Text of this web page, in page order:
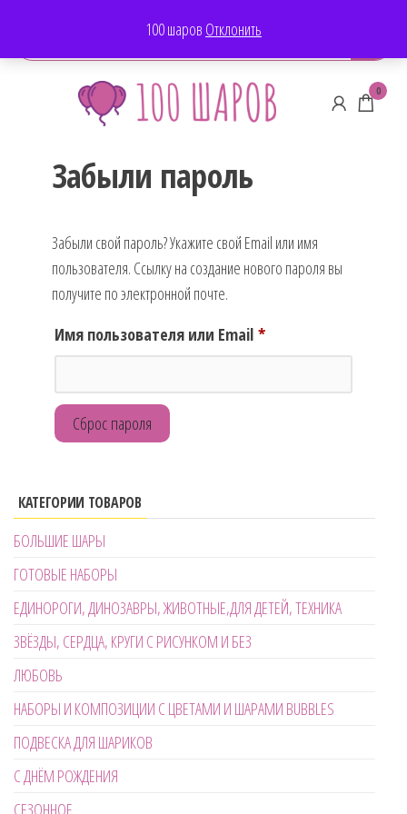
содержимому
100 шаров Отклонить
ШАРОВ
0
Забыли пароль
Забыли свой пароль? Укажите свой Email или имя
пользователя. Ссылку на создание нового пароля вы
получите по электронной почте.
Имя пользователя или Email *Обязательно
Сброс пароля
КАТЕГОРИИ ТОВАРОВ
БОЛЬШИЕ ШАРЫ
ГОТОВЫЕ НАБОРЫ
ЕДИНОРОГИ, ДИНОЗАВРЫ, ЖИВОТНЫЕ,ДЛЯ ДЕТЕЙ, ТЕХНИКА
ЗВЁЗДЫ, СЕРДЦА, КРУГИ С РИСУНКОМ И БЕЗ
ЛЮБОВЬ
НАБОРЫ И КОМПОЗИЦИИ С ЦВЕТАМИ И ШАРАМИ BUBBLES
ПОДВЕСКА ДЛЯ ШАРИКОВ
С ДНЁМ РОЖДЕНИЯ
СЕЗОННОЕ